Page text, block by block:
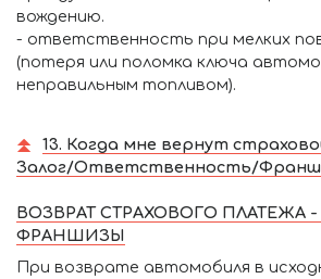
вождению.
- ответственность при мелких
(потеря или поломка ключа
неправильным топливом).
13. Когда мне вернут
Залог/Ответственность/
ВОЗВРАТ СТРАХОВОГО ПЛАТЕЖА -
ФРАНШИЗЫ
При возврате автомобиля в